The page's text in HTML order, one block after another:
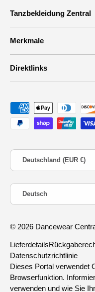
Tanzbekleidung Zentral
Merkmale
Direktlinks
Zahlungsmethoden
Land/Region
Deutschland (EUR €)
Sprache
Deutsch
© 2026 Dancewear
Lieferdetails
Datenschutzrichtlinie
Dieses Portal verwendet
Browserfunktion.
verwenden und wie Sie